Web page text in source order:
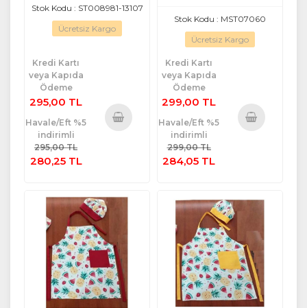
Stok Kodu : ST008981-13107
Ücretsiz Kargo
Kredi Kartı
veya Kapıda
Ödeme
295,00 TL
Havale/Eft %5
indirimli
295,00 TL
280,25 TL
Stok Kodu : MST07060
Ücretsiz Kargo
Kredi Kartı
veya Kapıda
Ödeme
299,00 TL
Havale/Eft %5
indirimli
299,00 TL
284,05 TL